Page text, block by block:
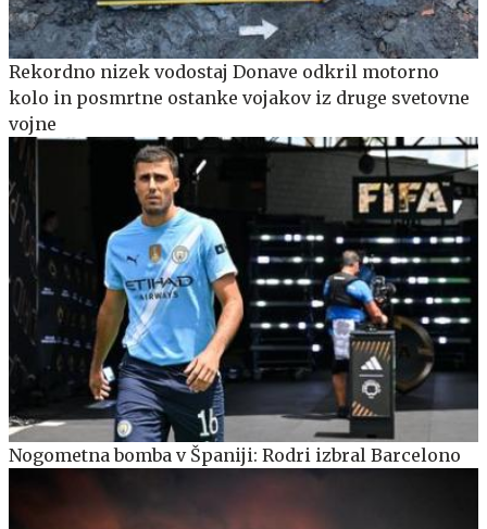
Rekordno nizek vodostaj Donave odkril motorno
kolo in posmrtne ostanke vojakov iz druge svetovne
vojne
Nogometna bomba v Španiji: Rodri izbral Barcelono